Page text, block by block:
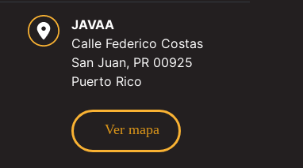
JAVAA
Calle Federico Costas
San Juan, PR 00925
Puerto Rico
Ver mapa